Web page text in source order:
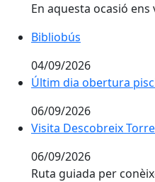
En aquesta ocasió
Bibliobús
04/09/2026
Últim dia obertura
06/09/2026
Visita Descobreix
Visita Descobreix
06/09/2026
Ruta guiada per